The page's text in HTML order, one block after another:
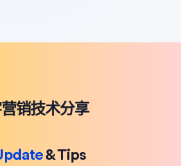
销技术分享
& Tips